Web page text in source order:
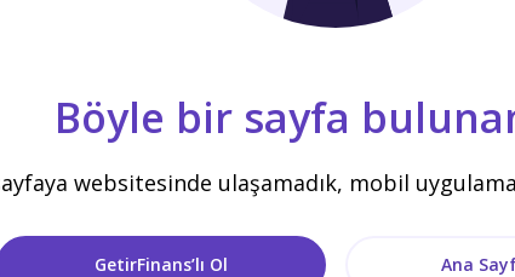
Böyle bir sayfa
sayfaya websitesinde ulaşamadık, mobil
GetirFinans’lı Ol Ana